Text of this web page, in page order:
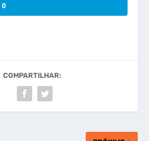
0
COMPARTILHAR: